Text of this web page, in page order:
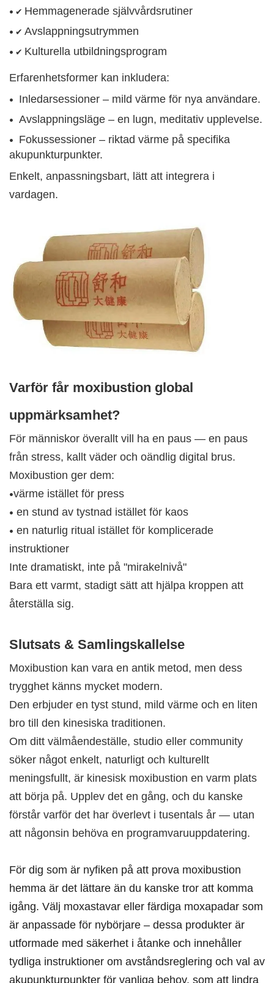
• ✔ Hemmagenerade självvårdsrutiner
• ✔ Avslappningsutrymmen
• ✔ Kulturella utbildningsprogram
Erfarenhetsformer kan inkludera:
• Inledarsessioner – mild värme för nya användare.
• Avslappningsläge – en lugn, meditativ upplevelse.
• Fokussessioner – riktad värme på specifika
akupunkturpunkter.
Enkelt, anpassningsbart, lätt att integrera i
vardagen.
Varför får moxibustion global
uppmärksamhet?
För människor överallt vill ha en paus — en paus
från stress, kallt väder och oändlig digital brus.
Moxibustion ger dem:
•värme istället för press
• en stund av tystnad istället för kaos
• en naturlig ritual istället för komplicerade
instruktioner
Inte dramatiskt, inte på "mirakelnivå"
Bara ett varmt, stadigt sätt att hjälpa kroppen att
återställa sig.
Slutsats & Samlingskallelse
Moxibustion kan vara en antik metod, men dess
trygghet känns mycket modern.
Den erbjuder en tyst stund, mild värme och en liten
bro till den kinesiska traditionen.
Om ditt välmåendeställe, studio eller community
söker något enkelt, naturligt och kulturellt
meningsfullt, är kinesisk moxibustion en varm plats
att börja på. Upplev det en gång, och du kanske
förstår varför det har överlevt i tusentals år — utan
att någonsin behöva en programvaruuppdatering.
För dig som är nyfiken på att prova moxibustion
hemma är det lättare än du kanske tror att komma
igång. Välj moxastavar eller färdiga moxapadar som
är anpassade för nybörjare – dessa produkter är
utformade med säkerhet i åtanke och innehåller
tydliga instruktioner om avståndsreglering och val av
akupunkturpunkter för vanliga behov, som att lindra